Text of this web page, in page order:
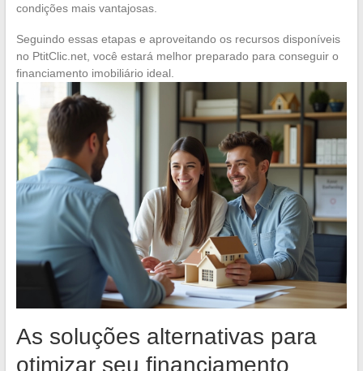
condições mais vantajosas.
Seguindo essas etapas e aproveitando os recursos disponíveis
no PtitClic.net, você estará melhor preparado para conseguir o
financiamento imobiliário ideal.
As soluções alternativas para
otimizar seu financiamento